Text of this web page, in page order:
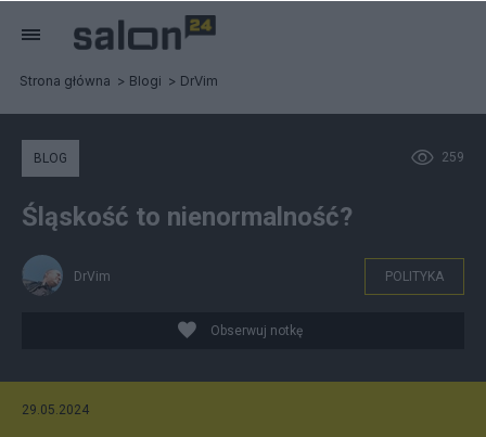
Strona główna Blogi DrVim
259
BLOG
Śląskość to nienormalność?
DrVim POLITYKA
Obserwuj notkę
29.05.2024